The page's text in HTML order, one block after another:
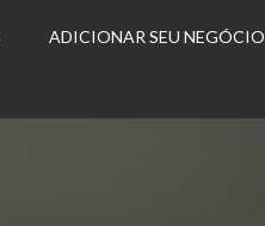
ADICIONAR SEU NEGÓCIO